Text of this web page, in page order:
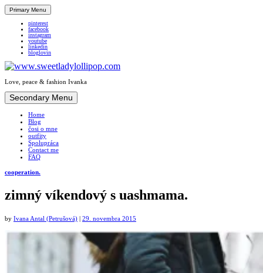
Primary Menu
pinterest
facebook
instagram
youtube
linkedin
bloglovin
Love, peace & fashion Ivanka
Skip
to
content
Secondary Menu
Home
Blog
čosi o mne
outfity
Spolupráca
Contact me
FAQ
cooperation.
zimný víkendový s uashmama.
by Ivana Antal (Petrušová) 29. novembra 2015